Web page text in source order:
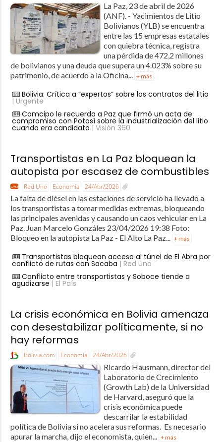
La Paz, 23 de abril de 2026
(ANF). - Yacimientos de Litio
Bolivianos (YLB) se encuentra
entre las 15 empresas estatales
con quiebra técnica, registra
una pérdida de 472,2 millones
de bolivianos y una deuda que supera un 4.023% sobre su
patrimonio, de acuerdo a la Oficina...
+ más
Bolivia: Crítica a “expertos” sobre los contratos del litio
| Urgente
Comcipo le recuerda a Paz que firmó un acta de
compromiso con Potosí sobre la industrialización del litio
cuando era candidato | Visión 360
Transportistas en La Paz bloquean la
autopista por escasez de combustibles
Red Uno Economía 24/Abr/2026
La falta de diésel en las estaciones de servicio ha llevado a
los transportistas a tomar medidas extremas, bloqueando
las principales avenidas y causando un caos vehicular en La
Paz. Juan Marcelo Gonzáles 23/04/2026 19:38 Foto:
Bloqueo en la autopista La Paz - El Alto La Paz... + más
Transportistas bloquean acceso al túnel de El Abra por
conflicto de rutas con Sacaba | Red Uno
Conflicto entre transportistas y Soboce tiende a
agudizarse | El País
La crisis económica en Bolivia amenaza
con desestabilizar políticamente, si no
hay reformas
Bolivia.com Economía 24/Abr/2026
Ricardo Hausmann, director del
Laboratorio de Crecimiento
(Growth Lab) de la Universidad
de Harvard, aseguró que la
crisis económica puede
descarrilar la estabilidad
política de Bolivia si no acelera sus reformas. Es necesario
apurar la marcha, dijo el economista, quien... + más